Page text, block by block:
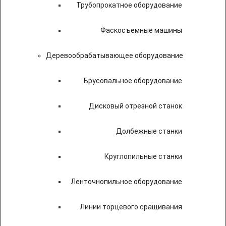
Трубопрокатное оборудование
Фаскосъемные машины
Деревообрабатывающее оборудование
Брусовальное оборудование
Дисковый отрезной станок
Долбежные станки
Круглопильные станки
Ленточнопильное оборудование
Линии торцевого сращивания